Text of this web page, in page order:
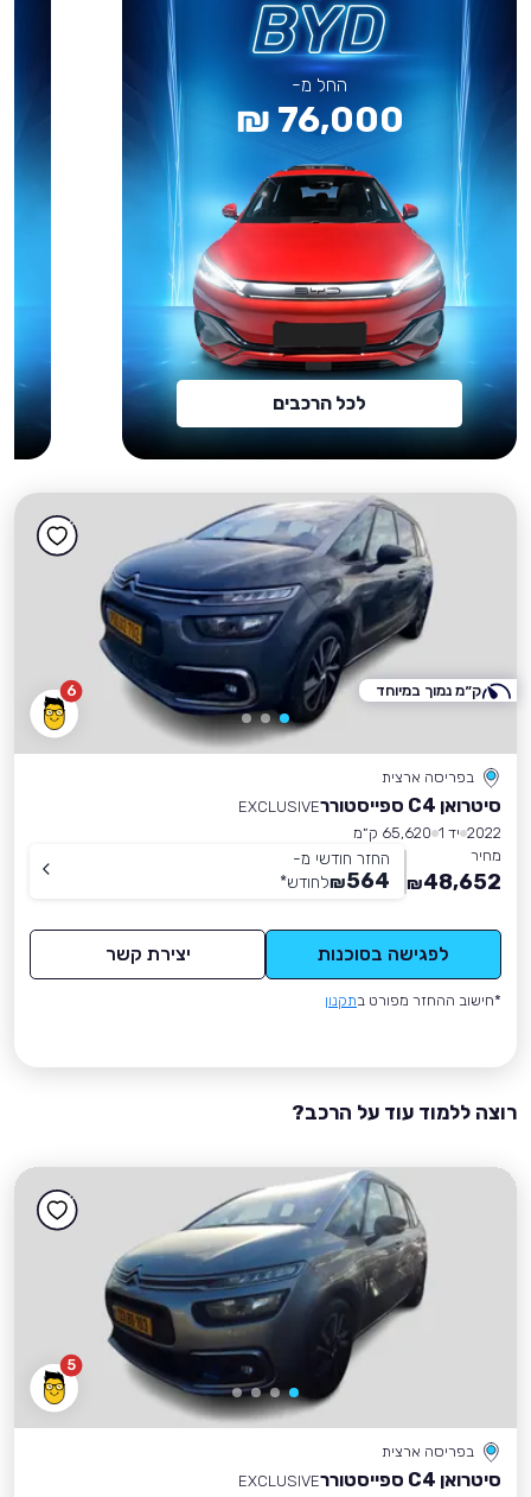
החל מ-
76,000 ₪
לכל הרכבים
6
בפריסה ארצית
סיטרואן C4 ספייסטורר
EXCLUSIVE
2022 יד 1
65,620 ק״מ
מחיר
48,652
₪
החזר חודשי מ-
564
₪לחודש*
לפגישה בסוכנות יצירת קשר
*חישוב ההחזר מפורט בתקנון
ק״מ נמוך במיוחד
רוצה ללמוד עוד על הרכב?
5
בפריסה ארצית
סיטרואן C4 ספייסטורר
EXCLUSIVE